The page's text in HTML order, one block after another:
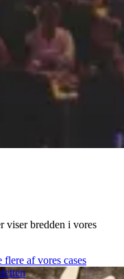
viser bredden i vores
flere af vores cases